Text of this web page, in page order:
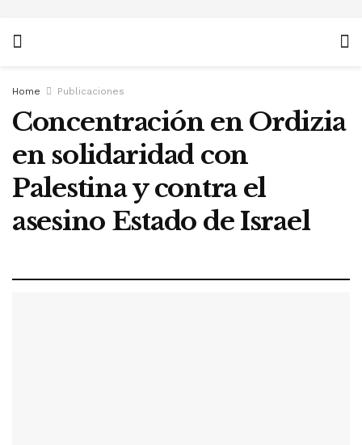
Home Publicaciones
Concentración en Ordizia
en solidaridad con
Palestina y contra el
asesino Estado de Israel